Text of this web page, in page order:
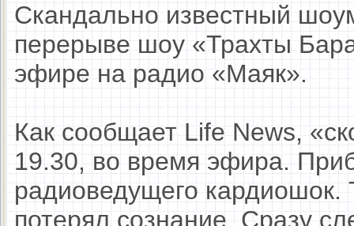
Скандально известный
перерыве шоу «Трахты
эфире на радио «Маяк».
Как сообщает Life News,
19.30, во время эфира.
радиоведущего кардиошок.
потерял сознание. Сразу